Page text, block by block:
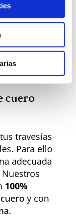
cuero
travesías
Para ello
adecuada
Nuestros
100%
y con
.